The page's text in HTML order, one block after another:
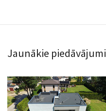
Jaunākie piedāvājumi